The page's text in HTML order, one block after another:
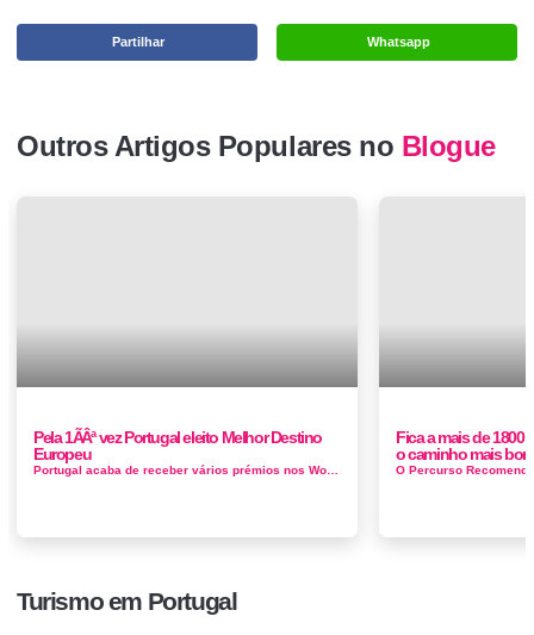
Whatsapp
Partilhar
Outros Artigos Populares no Blogue
Pela 1ÃÂª vez Portugal eleito Melhor Destino
Europeu
Fica a mais de 1800
o caminho mais
Turismo em Portugal